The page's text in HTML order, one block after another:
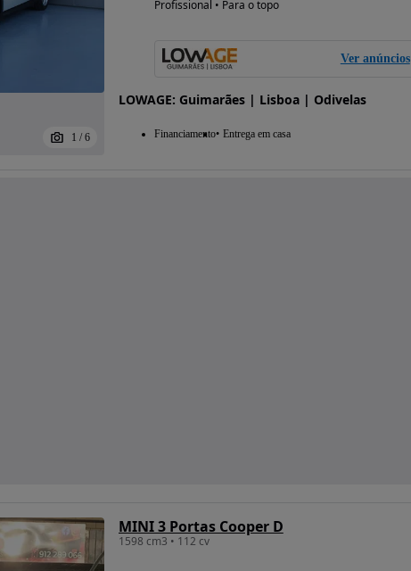
1 / 6
Profissional • Para o topo
Ver anúncios
LOWAGE: Guimarães | Lisboa | Odivelas
Financiamento Entrega em casa
MINI 3 Portas Cooper D
1598 cm3 • 112 cv